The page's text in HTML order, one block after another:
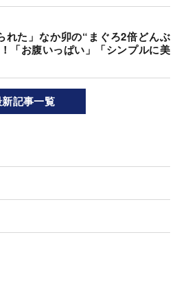
れた」なか卯の“まぐろ2倍どんぶ
「お腹いっぱい」「シンプルに美
記事一覧